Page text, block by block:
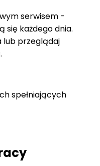
serwisem -
każdego dnia.
lub przeglądaj
spełniających